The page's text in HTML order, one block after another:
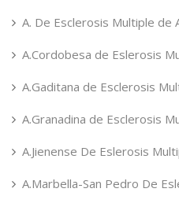
A. De Esclerosis Multiple de
A.Cordobesa de Eslerosis
A.Gaditana de Esclerosis
A.Granadina de Esclerosis
A.Jienense De Eslerosis
A.Marbella-San Pedro De